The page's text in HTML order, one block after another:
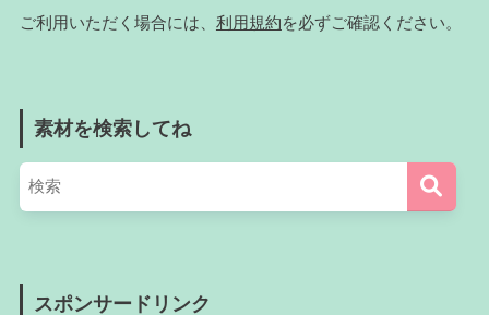
ご利用いただく場合には、 利用規約を必ずご確認ください。
素材を検索してね
スポンサードリンク